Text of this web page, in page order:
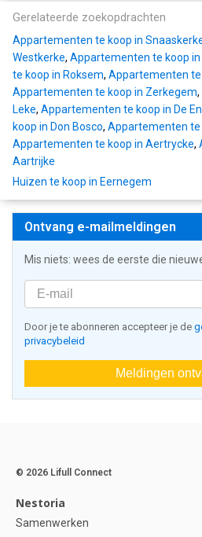
Gerelateerde zoekopdrachten
Appartementen te koop in
Westkerke, Appartementen te koop
te koop in Roksem, Appartementen te
Appartementen te koop in Zerkegem,
Leke, Appartementen te koop in De
koop in Don Bosco, Appartementen te
Appartementen te koop in Aertrycke,
Aartrijke
Huizen te koop in Eernegem
Ontvang e-mailmeldingen
Mis niets: wees de eerste die
Door je te abonneren accepteer je de
privacybeleid
Meldingen
© 2026 Lifull Connect
Nestoria
Samenwerken